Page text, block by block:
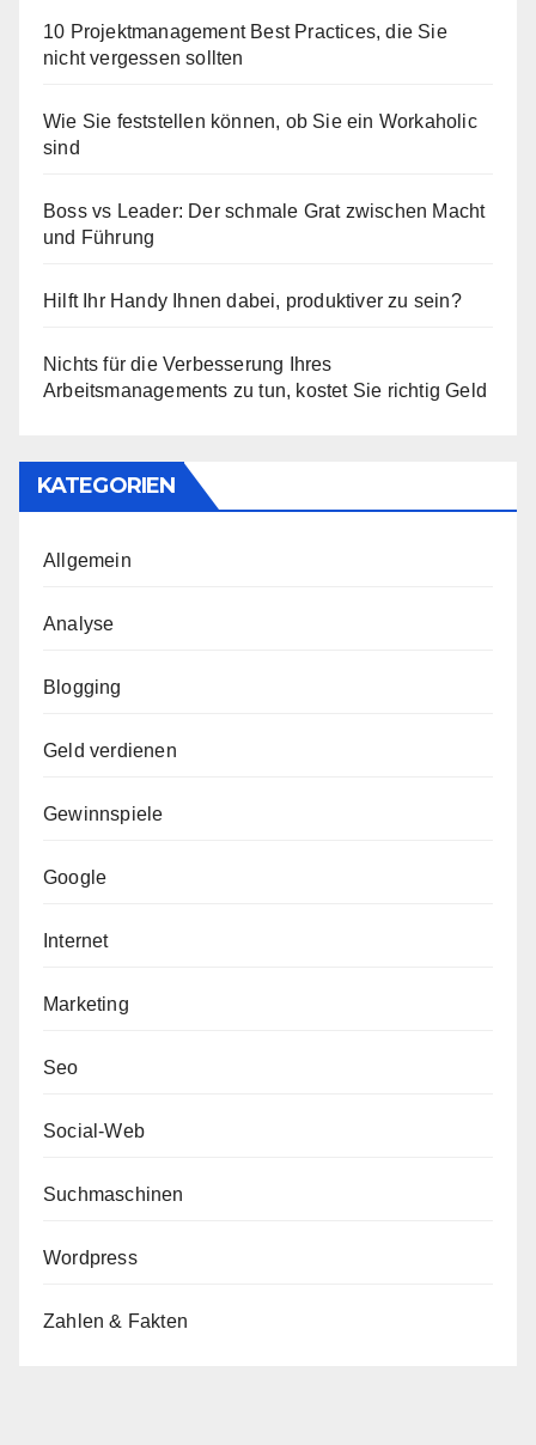
10 Projektmanagement Best Practices, die Sie
nicht vergessen sollten
Wie Sie feststellen können, ob Sie ein Workaholic
sind
Boss vs Leader: Der schmale Grat zwischen Macht
und Führung
Hilft Ihr Handy Ihnen dabei, produktiver zu sein?
Nichts für die Verbesserung Ihres
Arbeitsmanagements zu tun, kostet Sie richtig Geld
KATEGORIEN
Allgemein
Analyse
Blogging
Geld verdienen
Gewinnspiele
Google
Internet
Marketing
Seo
Social-Web
Suchmaschinen
Wordpress
Zahlen & Fakten